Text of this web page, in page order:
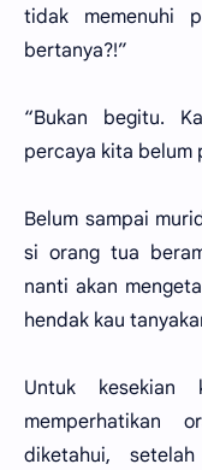
tidak memenuhi
bertanya?!”
“Bukan begitu.
percaya kita belum
Belum sampai
si orang tua
nanti akan
hendak kau
Untuk kesekian
memperhatikan
diketahui,